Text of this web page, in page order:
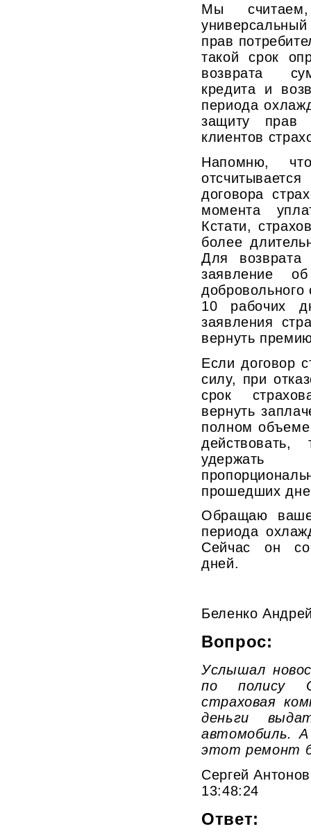
Мы
прав
такой срок
возврата
кредита и
периода
защиту прав
клиентов
Напомню,
договора
момента
Кстати,
более
Для возврата
заявление
добровольного
10 рабочих
заявления
вернуть
Если договор
силу, при
срок
вернуть
полном
прошедших
Обращаю
периода
Сейчас он
дней.
Беленко
Вопрос:
Услышал
по полису
страховая
деньги
автомобиль.
этот ремонт
Сергей
13:48:24
Ответ: